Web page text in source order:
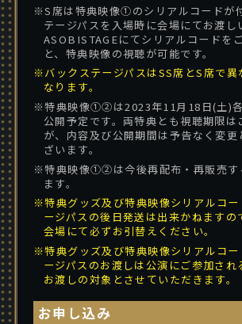
※S席は特典映像①のシリアルコードが
テージパスを入場時に会場にてお渡し
ASOBISTAGEにてシリアルコードを
と、特典映像の視聴が可能です。
※バックステージパスはSS席とS席で異
なります。
※特典映像①②は2023年11月18日(土)
公開予定です。両特典とも視聴期限は
が、内容及び公開期間は予告なく変更
ざいます。
※特典映像①②は今後再配布・再販売す
ます。
※特典グッズ及び特典映像シリアルコー
ージパスの後日発送は出来かねますの
会場にて必ずお引替えください。
※特典グッズ及び特典映像シリアルコー
ージパスのお渡しは公演にご参加され
お渡しの対象とさせていただきます。
お申し込み